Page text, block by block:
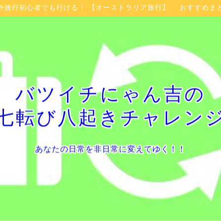
旅行初心者でも行ける！ 【オーストラリア旅行】 おすすめま
バツイチにゃん吉の
転び八起きチャレン
あなたの日常を非日常に変えてゆく！！